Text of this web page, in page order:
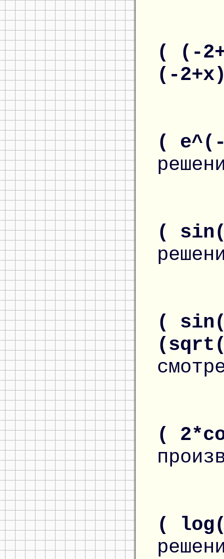
( (-
(-
(
(
(
(
(